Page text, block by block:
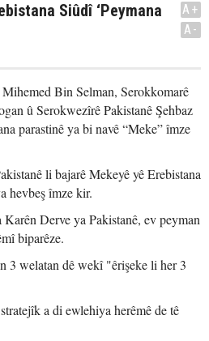
Siûdî ‘Peymana
A+
A-
Bin Selman, Serokkomarê
û Serokwezîrê Pakistanê Şehbaz
parastinê ya bi navê “Meke” îmze
li bajarê Mekeyê yê Erebistana
hevbeş îmze kir.
Derve ya Pakistanê, ev peyman
biparêze.
3 welatan dê wekî "êrişeke li her 3
a di ewlehiya herêmê de tê